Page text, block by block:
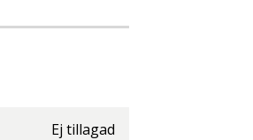
Ej tillagad